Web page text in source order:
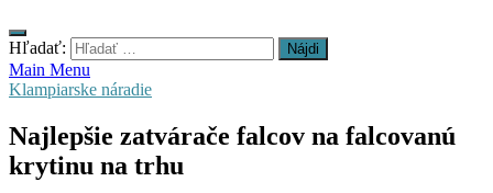
Hľadať:
Main Menu
Klampiarske náradie
Najlepšie zatvárače falcov na falcovanú
krytinu na trhu